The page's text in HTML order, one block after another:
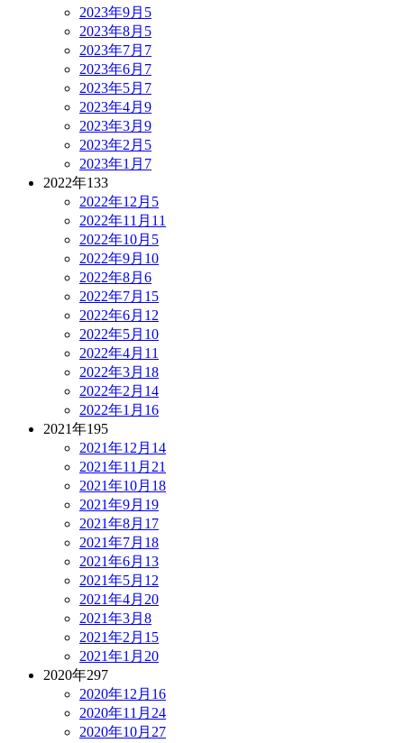
2023年9月 5
2023年8月 5
2023年7月 7
2023年6月 7
2023年5月 7
2023年4月 9
2023年3月 9
2023年2月 5
2023年1月 7
2022年133
2022年12月 5
2022年11月 11
2022年10月 5
2022年9月 10
2022年8月 6
2022年7月 15
2022年6月 12
2022年5月 10
2022年4月 11
2022年3月 18
2022年2月 14
2022年1月 16
2021年195
2021年12月 14
2021年11月 21
2021年10月 18
2021年9月 19
2021年8月 17
2021年7月 18
2021年6月 13
2021年5月 12
2021年4月 20
2021年3月 8
2021年2月 15
2021年1月 20
2020年297
2020年12月 16
2020年11月 24
2020年10月 27